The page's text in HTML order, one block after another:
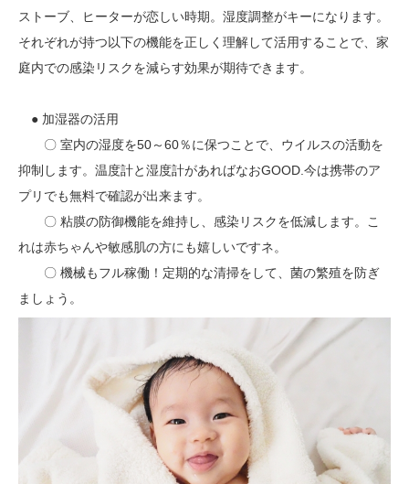
ストーブ、ヒーターが恋しい時期。湿度調整がキーになります。
それぞれが持つ以下の機能を正しく理解して活用することで、家
庭内での感染リスクを減らす効果が期待できます。
● 加湿器の活用
〇 室内の湿度を50～60％に保つことで、ウイルスの活動を
抑制します。温度計と湿度計があればなおGOOD.今は携帯のア
プリでも無料で確認が出来ます。
〇 粘膜の防御機能を維持し、感染リスクを低減します。こ
れは赤ちゃんや敏感肌の方にも嬉しいですネ。
〇 機械もフル稼働！定期的な清掃をして、菌の繁殖を防ぎ
ましょう。